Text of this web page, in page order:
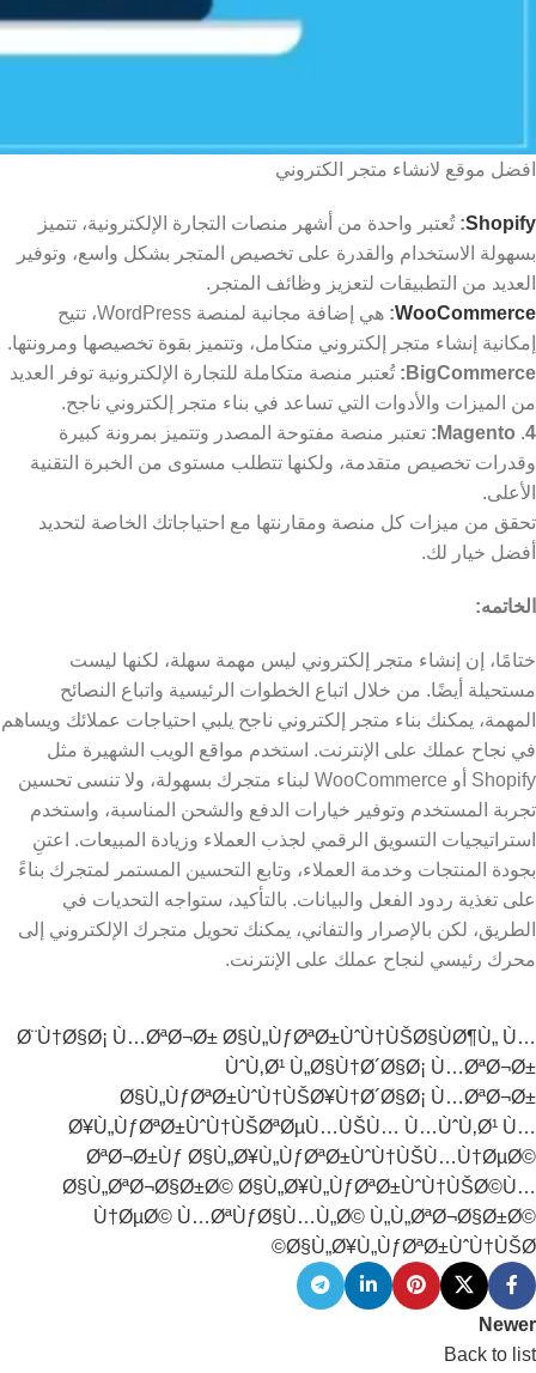
افضل موقع لانشاء متجر الكتروني
Shopify
: تُعتبر واحدة من أشهر منصات التجارة الإلكترونية، تتميز
بسهولة الاستخدام والقدرة على تخصيص المتجر بشكل واسع، وتوفير
العديد من التطبيقات لتعزيز وظائف المتجر.
WooCommerce
:
هي إضافة مجانية لمنصة WordPress، تتيح
إمكانية إنشاء متجر إلكتروني متكامل، وتتميز بقوة تخصيصها ومرونتها.
BigCommerce:
تُعتبر منصة متكاملة للتجارة الإلكترونية توفر العديد
من الميزات والأدوات التي تساعد في بناء متجر إلكتروني ناجح.
4
.
تعتبر منصة مفتوحة المصدر وتتميز بمرونة كبيرة
وقدرات تخصيص متقدمة، ولكنها تتطلب مستوى من الخبرة التقنية
الأعلى.
تحقق من ميزات كل منصة ومقارنتها مع احتياجاتك الخاصة لتحديد
أفضل خيار لك.
الخاتمه:
ختامًا، إن إنشاء متجر إلكتروني ليس مهمة سهلة، لكنها ليست
مستحيلة أيضًا. من خلال اتباع الخطوات الرئيسية واتباع النصائح
المهمة، يمكنك بناء متجر إلكتروني ناجح يلبي احتياجات عملائك ويساهم
في نجاح عملك على الإنترنت. استخدم مواقع الويب الشهيرة مثل
Shopify أو WooCommerce لبناء متجرك بسهولة، ولا تنسى تحسين
تجربة المستخدم وتوفير خيارات الدفع والشحن المناسبة، واستخدم
استراتيجيات التسويق الرقمي لجذب العملاء وزيادة المبيعات. اعتنِ
بجودة المنتجات وخدمة العملاء، وتابع التحسين المستمر لمتجرك بناءً
على تغذية ردود الفعل والبيانات. بالتأكيد، ستواجه التحديات في
الطريق، لكن بالإصرار والتفاني، يمكنك تحويل متجرك الإلكتروني إلى
محرك رئيسي لنجاح عملك على الإنترنت.
Ø¨Ù†Ø§Ø¡ Ù…ØªØ¬Ø± Ø§Ù„ÙƒØªØ±ÙˆÙ†ÙŠØ§ÙØ¶Ù„ Ù…
ÙˆÙ‚Ø¹ Ù„Ø§Ù†Ø´Ø§Ø¡ Ù…ØªØ¬Ø±
Ø§Ù„ÙƒØªØ±ÙˆÙ†ÙŠØ¥Ù†Ø´Ø§Ø¡ Ù…ØªØ¬Ø±
Ø¥Ù„ÙƒØªØ±ÙˆÙ†ÙŠØªØµÙ…ÙŠÙ… Ù…ÙˆÙ‚Ø¹ Ù…
ØªØ¬Ø±Ùƒ Ø§Ù„Ø¥Ù„ÙƒØªØ±ÙˆÙ†ÙŠÙ…Ù†ØµØ©
Ø§Ù„ØªØ¬Ø§Ø±Ø© Ø§Ù„Ø¥Ù„ÙƒØªØ±ÙˆÙ†ÙŠØ©Ù…
Ù†ØµØ© Ù…ØªÙƒØ§Ù…Ù„Ø© Ù„Ù„ØªØ¬Ø§Ø±Ø©
Ø§Ù„Ø¥Ù„ÙƒØªØ±ÙˆÙ†ÙŠØ©
Newer
Back to list